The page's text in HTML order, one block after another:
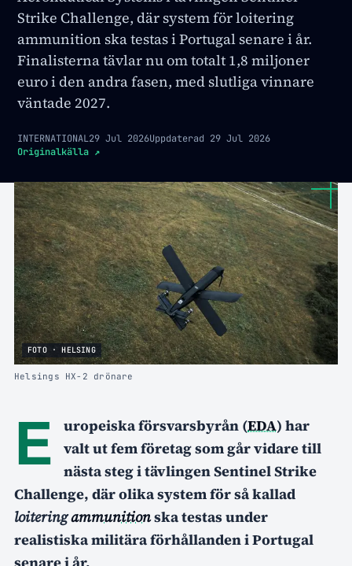
Strike Challenge, där system för loitering
ammunition ska testas i Portugal senare i år.
Finalisterna tävlar nu om totalt 1,8 miljoner
euro i den andra fasen, med slutliga vinnare
väntade 2027.
INTERNATIONAL29 Jul 2026Uppdaterad 29 Jul 2026
Originalkälla ↗
FOTO · HELSING
Helsings HX-2 drönare
E uropeiska försvarsbyrån (EDA) har
valt ut fem företag som går vidare till
nästa steg i tävlingen Sentinel Strike
Challenge, där olika system för så kallad
loiteringammunitionska testas under
realistiska militära förhållanden i Portugal